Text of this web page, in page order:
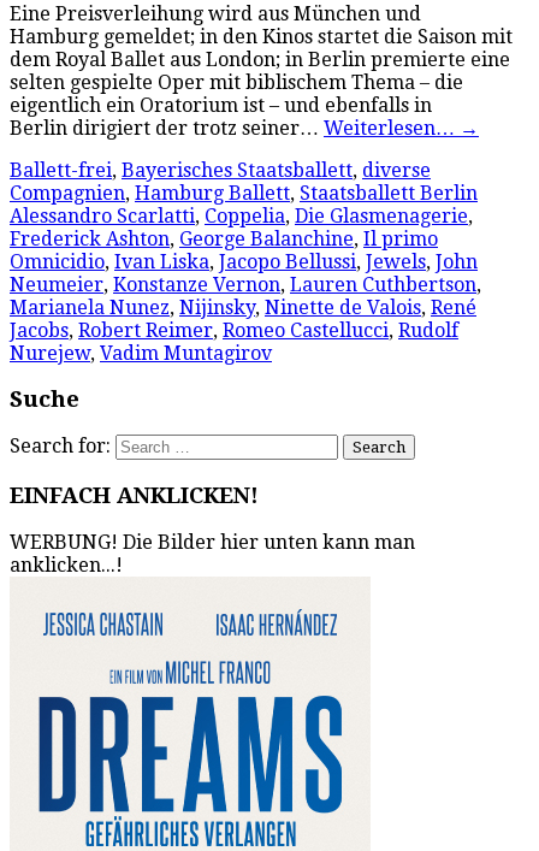
Eine Preisverleihung wird aus München und
Hamburg gemeldet; in den Kinos startet die Saison mit
dem Royal Ballet aus London; in Berlin premierte eine
selten gespielte Oper mit biblischem Thema – die
eigentlich ein Oratorium ist – und ebenfalls in
Berlin dirigiert der trotz seiner… Weiterlesen… →
Ballett-frei, Bayerisches Staatsballett, diverse
Compagnien, Hamburg Ballett, Staatsballett Berlin
Alessandro Scarlatti, Coppelia, Die Glasmenagerie,
Frederick Ashton, George Balanchine, Il primo
Omnicidio, Ivan Liska, Jacopo Bellussi, Jewels, John
Neumeier, Konstanze Vernon, Lauren Cuthbertson,
Marianela Nunez, Nijinsky, Ninette de Valois, René
Jacobs, Robert Reimer, Romeo Castellucci, Rudolf
Nurejew, Vadim Muntagirov
Suche
Search for:
EINFACH ANKLICKEN!
WERBUNG! Die Bilder hier unten kann man
anklicken...!